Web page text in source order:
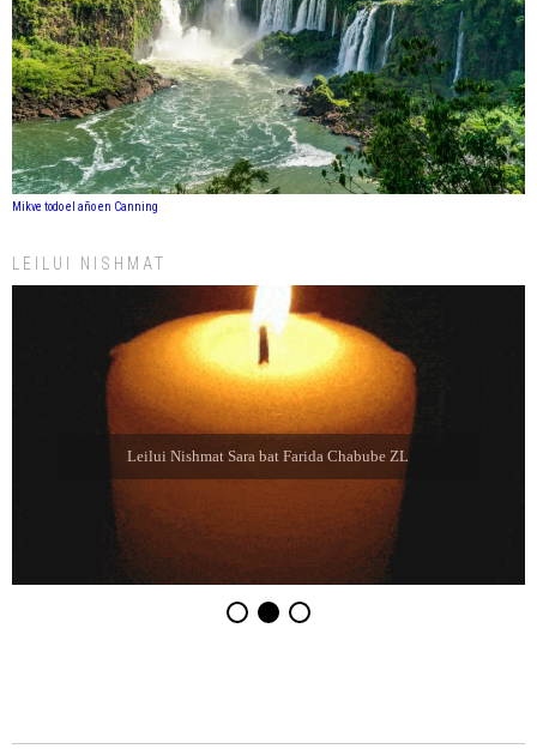
Mikve todo el año en Canning
LEILUI NISHMAT
Leilui Nishmat Sara bat Farida Chabube ZL